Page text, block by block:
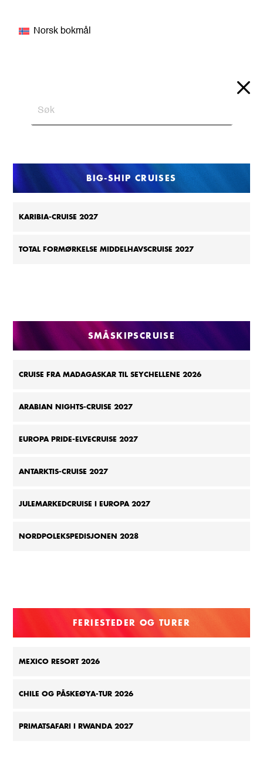
Norsk bokmål
BIG-SHIP CRUISES
KARIBIA-CRUISE 2027
TOTAL FORMØRKELSE MIDDELHAVSCRUISE 2027
SMÅSKIPSCRUISE
CRUISE FRA MADAGASKAR TIL SEYCHELLENE 2026
ARABIAN NIGHTS-CRUISE 2027
EUROPA PRIDE-ELVECRUISE 2027
ANTARKTIS-CRUISE 2027
JULEMARKEDCRUISE I EUROPA 2027
NORDPOLEKSPEDISJONEN 2028
FERIESTEDER OG TURER
MEXICO RESORT 2026
CHILE OG PÅSKEØYA-TUR 2026
PRIMATSAFARI I RWANDA 2027